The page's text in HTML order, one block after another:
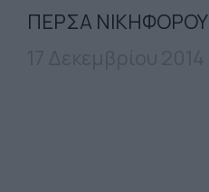
ΠΕΡΣΑ ΝΙΚΗΦΟΡΟΥ